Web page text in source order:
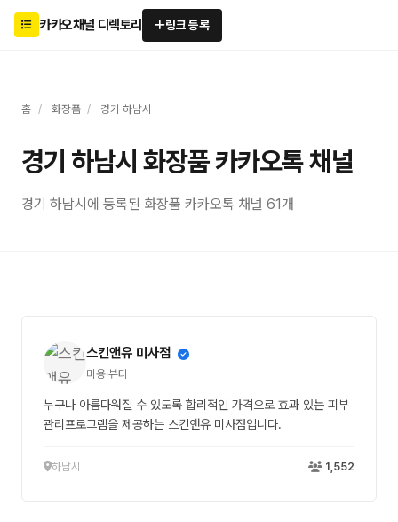
카카오채널 디렉토리 링크 등록
홈 / 화장품 / 경기 하남시
경기 하남시 화장품 카카오톡 채널
경기 하남시에 등록된 화장품 카카오톡 채널 61개
스킨앤유 미사점
미용·뷰티
누구나 아름다워질 수 있도록 합리적인 가격으로 효과 있는 피부
관리프로그램을 제공하는 스킨앤유 미사점입니다.
하남시 1,552